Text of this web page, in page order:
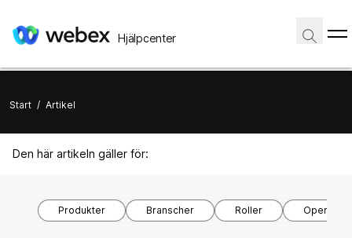
Hjälpcenter
Start / Artikel
Den här artikeln gäller för:
Produkter Branscher Roller